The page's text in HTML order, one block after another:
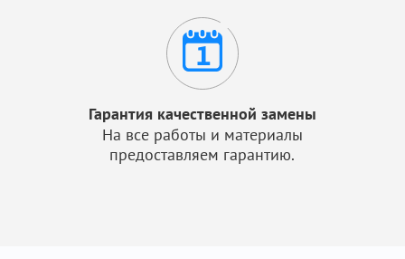
Гарантия качественной замены
На все работы и материалы
предоставляем гарантию.